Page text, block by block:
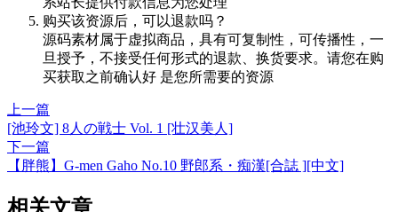
购买该资源后，可以退款吗？
源码素材属于虚拟商品，具有可复制性，可传播性，一
旦授予，不接受任何形式的退款、换货要求。请您在购
买获取之前确认好 是您所需要的资源
上一篇
[池玲文] 8人の戦士 Vol. 1 [壮汉美人]
下一篇
【胖熊】G-men Gaho No.10 野郎系・痴漢[合誌 ][中文]
相关文章